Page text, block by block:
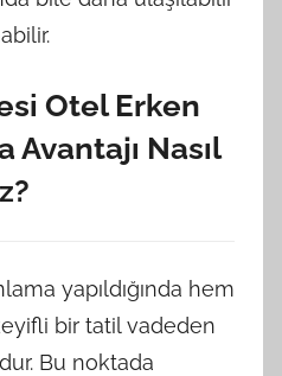
Otel Erken
Avantajı Nasıl
yapıldığında hem
bir tatil vadeden
Bu noktada